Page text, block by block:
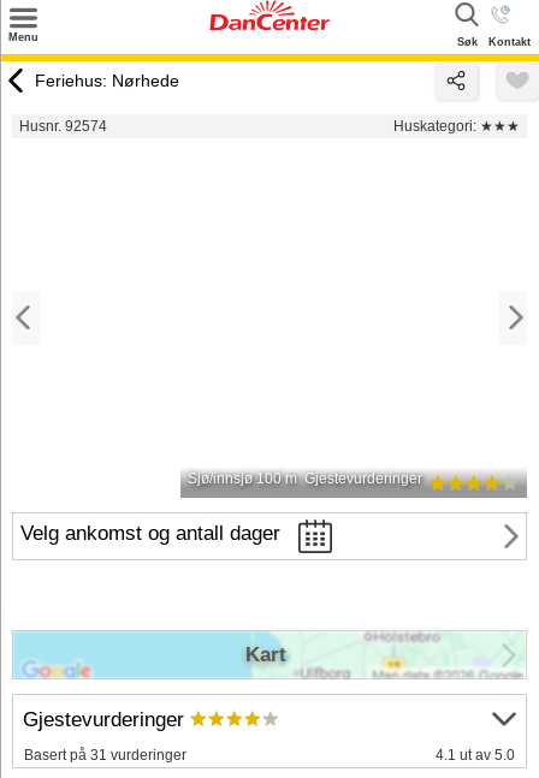
Menu Kontakt
Søk
Tilbud
Feriehus: Nørhede
Husnr. 92574 Huskategori: ★★★
Sjø/innsjø 100 m Gjestevurderinger
Velg ankomst og antall dager
Gjestevurderinger
Basert på 31 vurderinger 4.1 ut av 5.0
Kart